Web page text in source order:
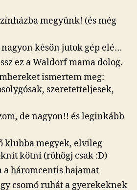
megyünk! (és még
nagyon későn jutok gép elé…
ez a Waldorf mama dolog.
ismertem meg:
szeretetteljesek,
de nagyon!! és leginkább
klubba megyek, elvileg
kötni (röhögj csak :D)
a háromcentis hajamat
csomó ruhát a gyerekeknek